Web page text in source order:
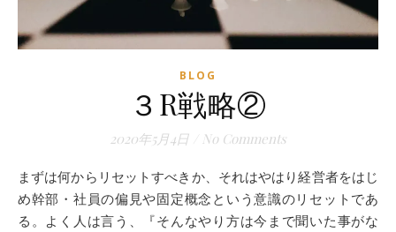
BLOG
３R戦略②
2020年5月4日 No Comments
まずは何からリセットすべきか、それはやはり経営者をはじ
め幹部・社員の偏見や固定概念という意識のリセットであ
る。よく人は言う、『そんなやり方は今まで聞いた事がな